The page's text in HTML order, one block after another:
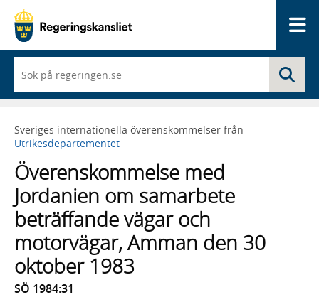
du
börjar
skriva
framträder
en
med
sökförslag
Sveriges internationella överenskommelser från
Utrikesdepartementet
Överenskommelse med
Jordanien om samarbete
beträffande vägar och
motorvägar, Amman den 30
oktober 1983
SÖ 1984:31